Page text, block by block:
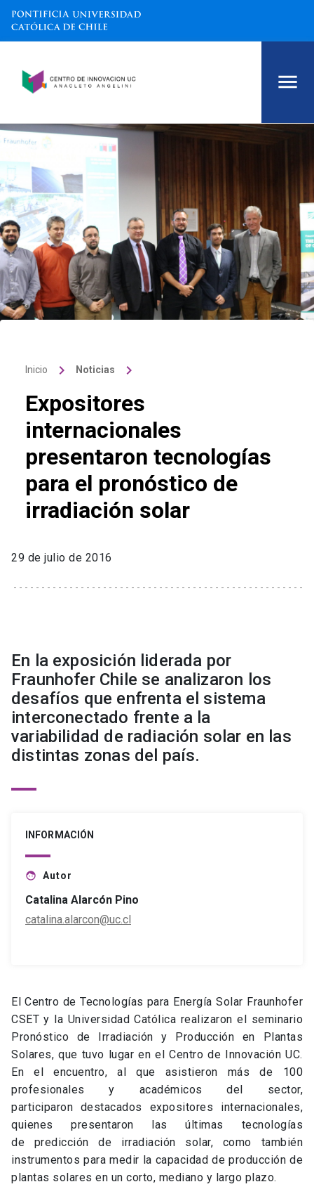
Inicio keyboard_arrow_right Noticias keyboard_arrow_right
Expositores
internacionales
presentaron tecnologías
para el pronóstico de
irradiación solar
29 de julio de 2016
En la exposición liderada por
Fraunhofer Chile se analizaron los
desafíos que enfrenta el sistema
interconectado frente a la
variabilidad de radiación solar en las
distintas zonas del país.
INFORMACIÓN
face Autor
Catalina Alarcón Pino
catalina.alarcon@uc.cl
El Centro de Tecnologías para Energía Solar Fraunhofer
CSET y la Universidad Católica realizaron el seminario
Pronóstico de Irradiación y Producción en Plantas
Solares, que tuvo lugar en el Centro de Innovación UC.
En el encuentro, al que asistieron más de 100
profesionales y académicos del sector,
participaron destacados expositores internacionales,
quienes presentaron las últimas tecnologías
de predicción de irradiación solar, como también
instrumentos para medir la capacidad de producción de
plantas solares en un corto, mediano y largo plazo.